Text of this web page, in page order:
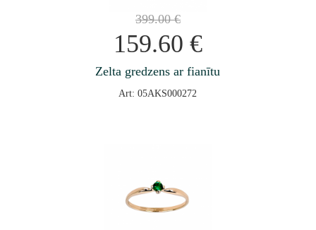
399.00€
159.60 €
Zelta gredzens ar fianītu
Art: 05AKS000272